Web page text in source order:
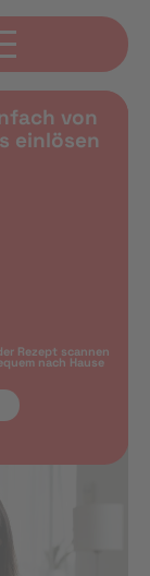
von
einlösen
Rezept scannen
nach Hause